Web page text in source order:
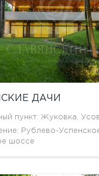
ДАЧИ
пункт: Жуковка,
Рублево-
шоссе